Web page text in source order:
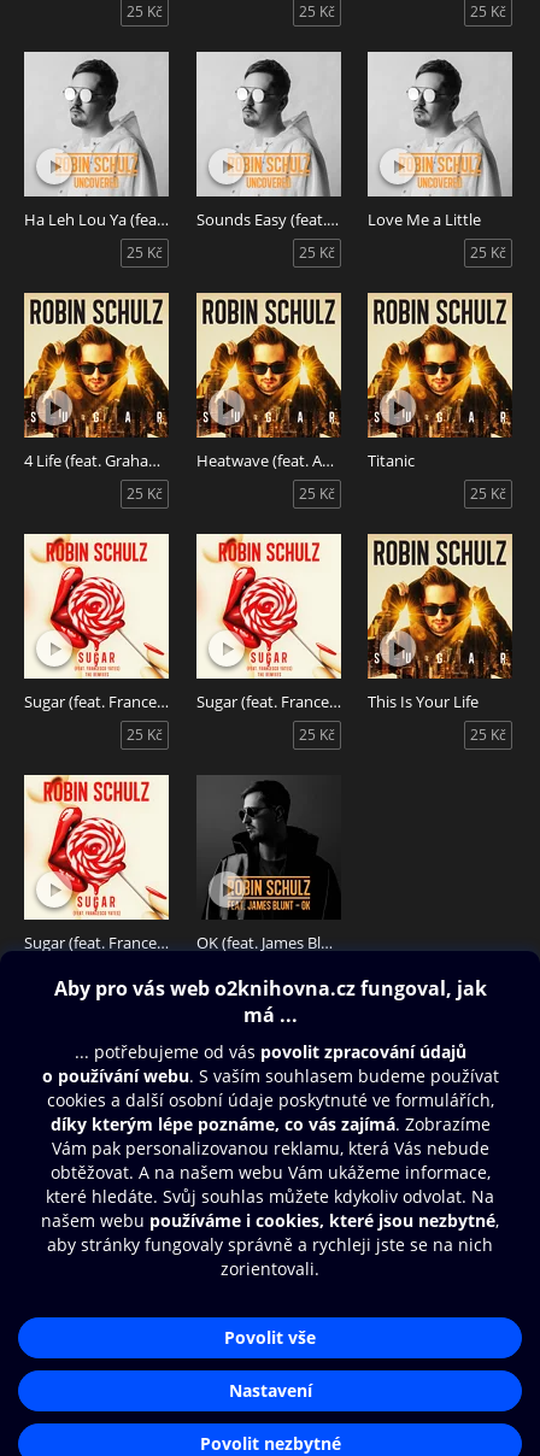
25 Kč 25 Kč 25 Kč
Ha Leh Lou Ya (feat. Christy McDonald)
25 Kč
Sounds Easy (feat. Ruxley)
25 Kč
Love Me a Little
25 Kč
4 Life (feat. Graham Candy)
25 Kč
Heatwave (feat. Akon)
25 Kč
Titanic
25 Kč
Sugar (feat. Francesco Yates) [Stadiumx Remix]
25 Kč
Sugar (feat. Francesco Yates) [EDX's Ibiza Sunrise Remix]
25 Kč
This Is Your Life
25 Kč
Sugar (feat. Francesco Yates)
25 Kč
OK (feat. James Blunt)
Obsah ke stažení
Moje O2 Knihovna
Další zábava
© O2 Czech Republic a.s.
Přístupnost
Zásady zpracování osobních údajů
Nastavení cookies
Aplikace O2 Knihovna
Čti a poslouchej své e-knihy a
audioknihy rychleji a pohodlněji.